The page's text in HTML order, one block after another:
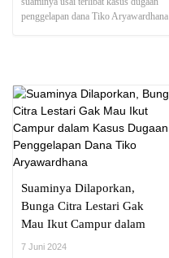
penggelapan dana Tiko Aryawardhana
Suaminya Dilaporkan,
Bunga Citra Lestari Gak
Mau Ikut Campur dalam
Kasus Dugaan Penggelapan
7 Juni 2024